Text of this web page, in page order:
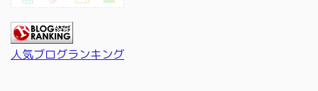
人気ブログランキング